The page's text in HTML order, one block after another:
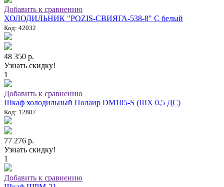
Добавить к сравнению
ХОЛОДИЛЬНИК "POZIS-СВИЯГА-538-8" C белый
Код: 42032
48 350 р.
Узнать скидку!
1
Добавить к сравнению
Шкаф холодильный Полаир DM105-S (ШХ 0,5 ДС)
Код: 12887
77 276 р.
Узнать скидку!
1
Добавить к сравнению